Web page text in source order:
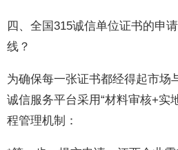
四、全国315诚信单位证书的申
线？
为确保每一张证书都经得起市场
诚信服务平台采用“材料审核+实
程管理机制：